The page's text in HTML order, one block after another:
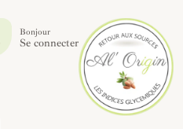
Bonjour
Se connecter